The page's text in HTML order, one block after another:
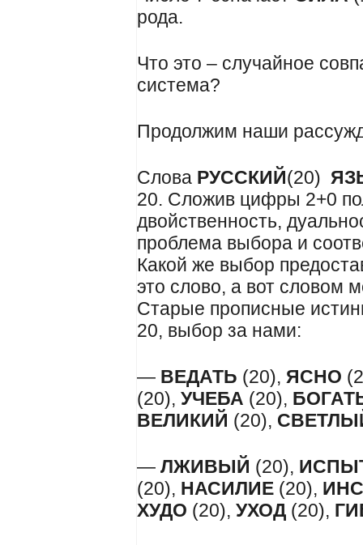
рода.
Что это – случайное
система?
Продолжим наши
Слова РУССКИЙ(20)
20. Сложив цифры 2+0
двойственность,
проблема выбора и
Какой же выбор
это слово, а вот словом
Старые прописные
20, выбор за нами:
— ВЕДАТЬ (20), ЯСНО
(20),УЧЕБА (20),
ВЕЛИКИЙ (20),
—ЛЖИВЫЙ (20),
(20), НАСИЛИЕ (20),
ХУДО (20),УХОД (20),